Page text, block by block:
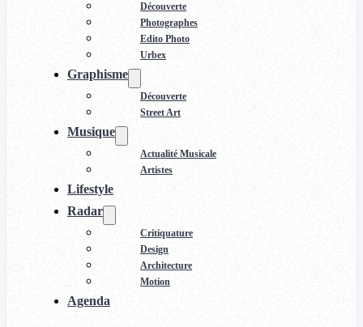
Découverte
Photographes
Edito Photo
Urbex
Graphisme
Découverte
Street Art
Musique
Actualité Musicale
Artistes
Lifestyle
Radar
Critiquature
Design
Architecture
Motion
Agenda